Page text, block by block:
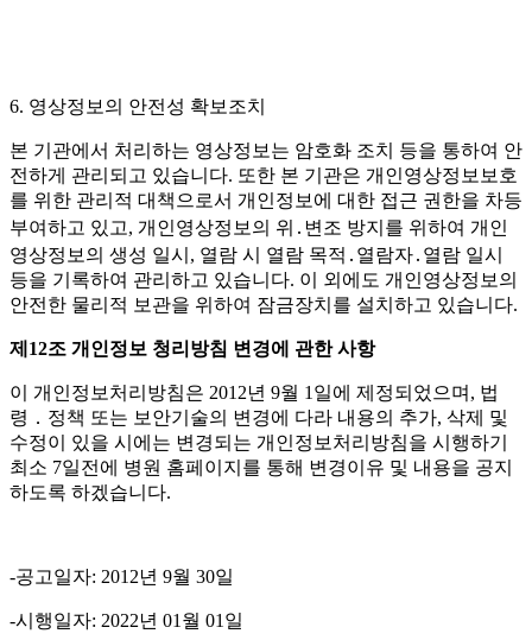
6. 영상정보의 안전성 확보조치
본 기관에서 처리하는 영상정보는 암호화 조치 등을 통하여 안
전하게 관리되고 있습니다. 또한 본 기관은 개인영상정보보호
를 위한 관리적 대책으로서 개인정보에 대한 접근 권한을 차등
부여하고 있고, 개인영상정보의 위․변조 방지를 위하여 개인
영상정보의 생성 일시 , 열람 시 열람 목적․열람자․열람 일시
등을 기록하여 관리하고 있습니다. 이 외에도 개인영상정보의
안전한 물리적 보관을 위하여 잠금장치를 설치하고 있습니다.
제 12조 개인정보 청리방침 변경에 관한 사항
이 개인정보처리방침은 2012년 9월 1 일에 제정되었으며 , 법
령．정책 또는 보안기술의 변경에 다라 내용의 추가, 삭제 및
수정이 있을 시에는 변경되는 개인정보처리방침을 시행하기
최소 7일전에 병원 홈페이지를 통해 변경이유 및 내용을 공지
하도록 하겠습니다.
-공고일자: 2012년 9월 30일
-시행일자: 2022년 01 월 01 일